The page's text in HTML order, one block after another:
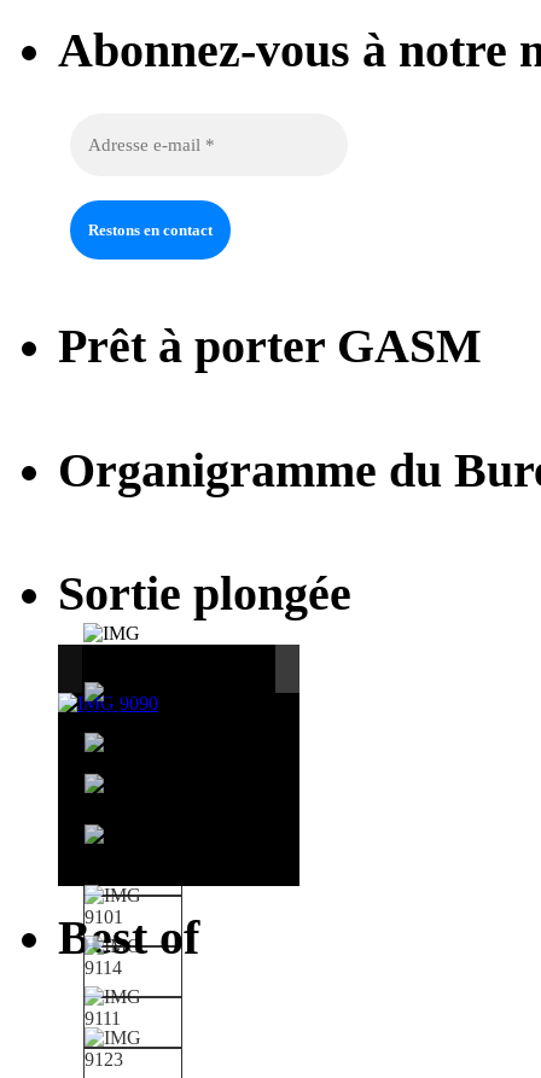
Abonnez-vous à notre
Prêt à porter GASM
Organigramme du
Sortie plongée
Best of